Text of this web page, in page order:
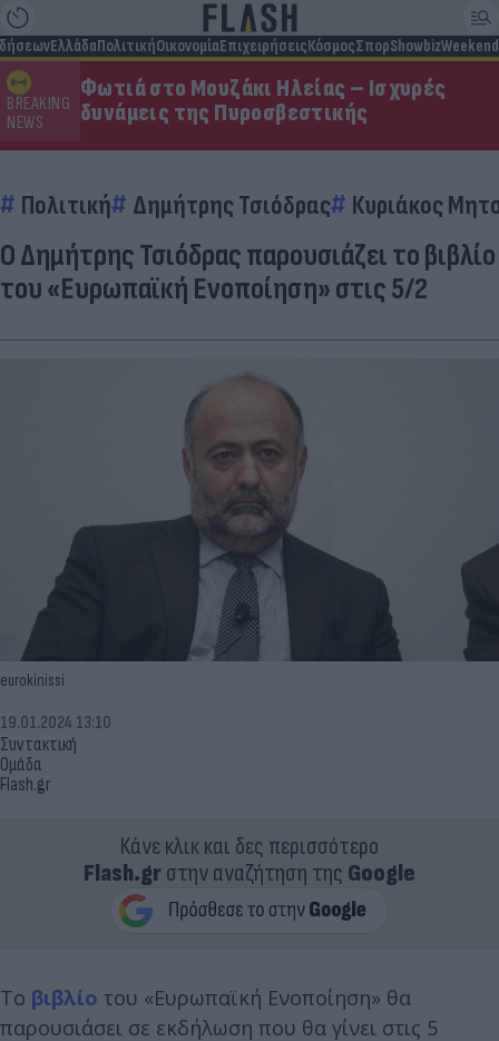
ΕλλάδαΠολιτικήΟικονομίαΕπιχειρήσειςΚόσμοςΣπορShowbizWeekend
BREAKING
NEWS
Φωτιά στο Μουζάκι Ηλείας – Ισχυρές
δυνάμεις της Πυροσβεστικής
Πολιτική Δημήτρης Τσιόδρας Κυριάκος
Ο Δημήτρης Τσιόδρας παρουσιάζει το βιβλίο
του «Ευρωπαϊκή Ενοποίηση» στις 5/2
eurokinissi
Συντακτική
Ομάδα
Flash.gr
19.01.2024 13:10
Κάνε κλικ και δες περισσότερο
Flash.grστην αναζήτηση της Google
Το βιβλίο του «Ευρωπαϊκή Ενοποίηση» θα
παρουσιάσει σε εκδήλωση που θα γίνει στις 5